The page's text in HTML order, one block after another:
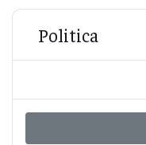
Politica